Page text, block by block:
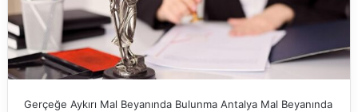
Gerçeğe Aykırı Mal Beyanında Bulunma Antalya Mal Beyanında